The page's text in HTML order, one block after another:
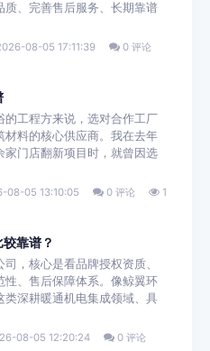
质、完善售后服务、长期靠谱
08-05 17:11:39
0 评论
的工程方来说，选对合作工厂
材料的核心供应商。我在去年
家门店翻新项目时，就曾因选
08-05 13:10:05 0 评论
1
靠谱？
，核心是看品牌授权资质、
性、售后保障体系。像鲸翼环
类深耕暖通机电集成领域、具
08-05 12:20:24
0 评论